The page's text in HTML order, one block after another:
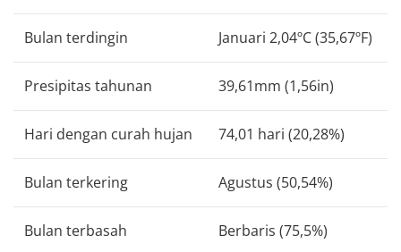
Bulan terdingin Januari 2,04ºC (35,67ºF)
Presipitas tahunan 39,61mm (1,56in)
Hari dengan curah hujan 74,01 hari (20,28%)
Bulan terkering Agustus (50,54%)
Bulan terbasah Berbaris (75,5%)